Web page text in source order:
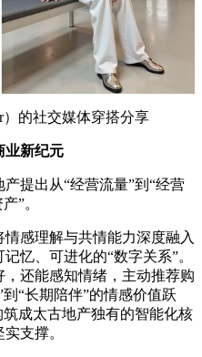
）的社交媒体穿搭分享
业新纪元
提出从“经营流量”到“经营
”。
情感理解与共情能力深度融入
忆、可进化的“数字关系”。
，还能感知情绪，主动推荐购
“长期陪伴”的情感价值跃
成太古地产独有的智能化核
支撑。